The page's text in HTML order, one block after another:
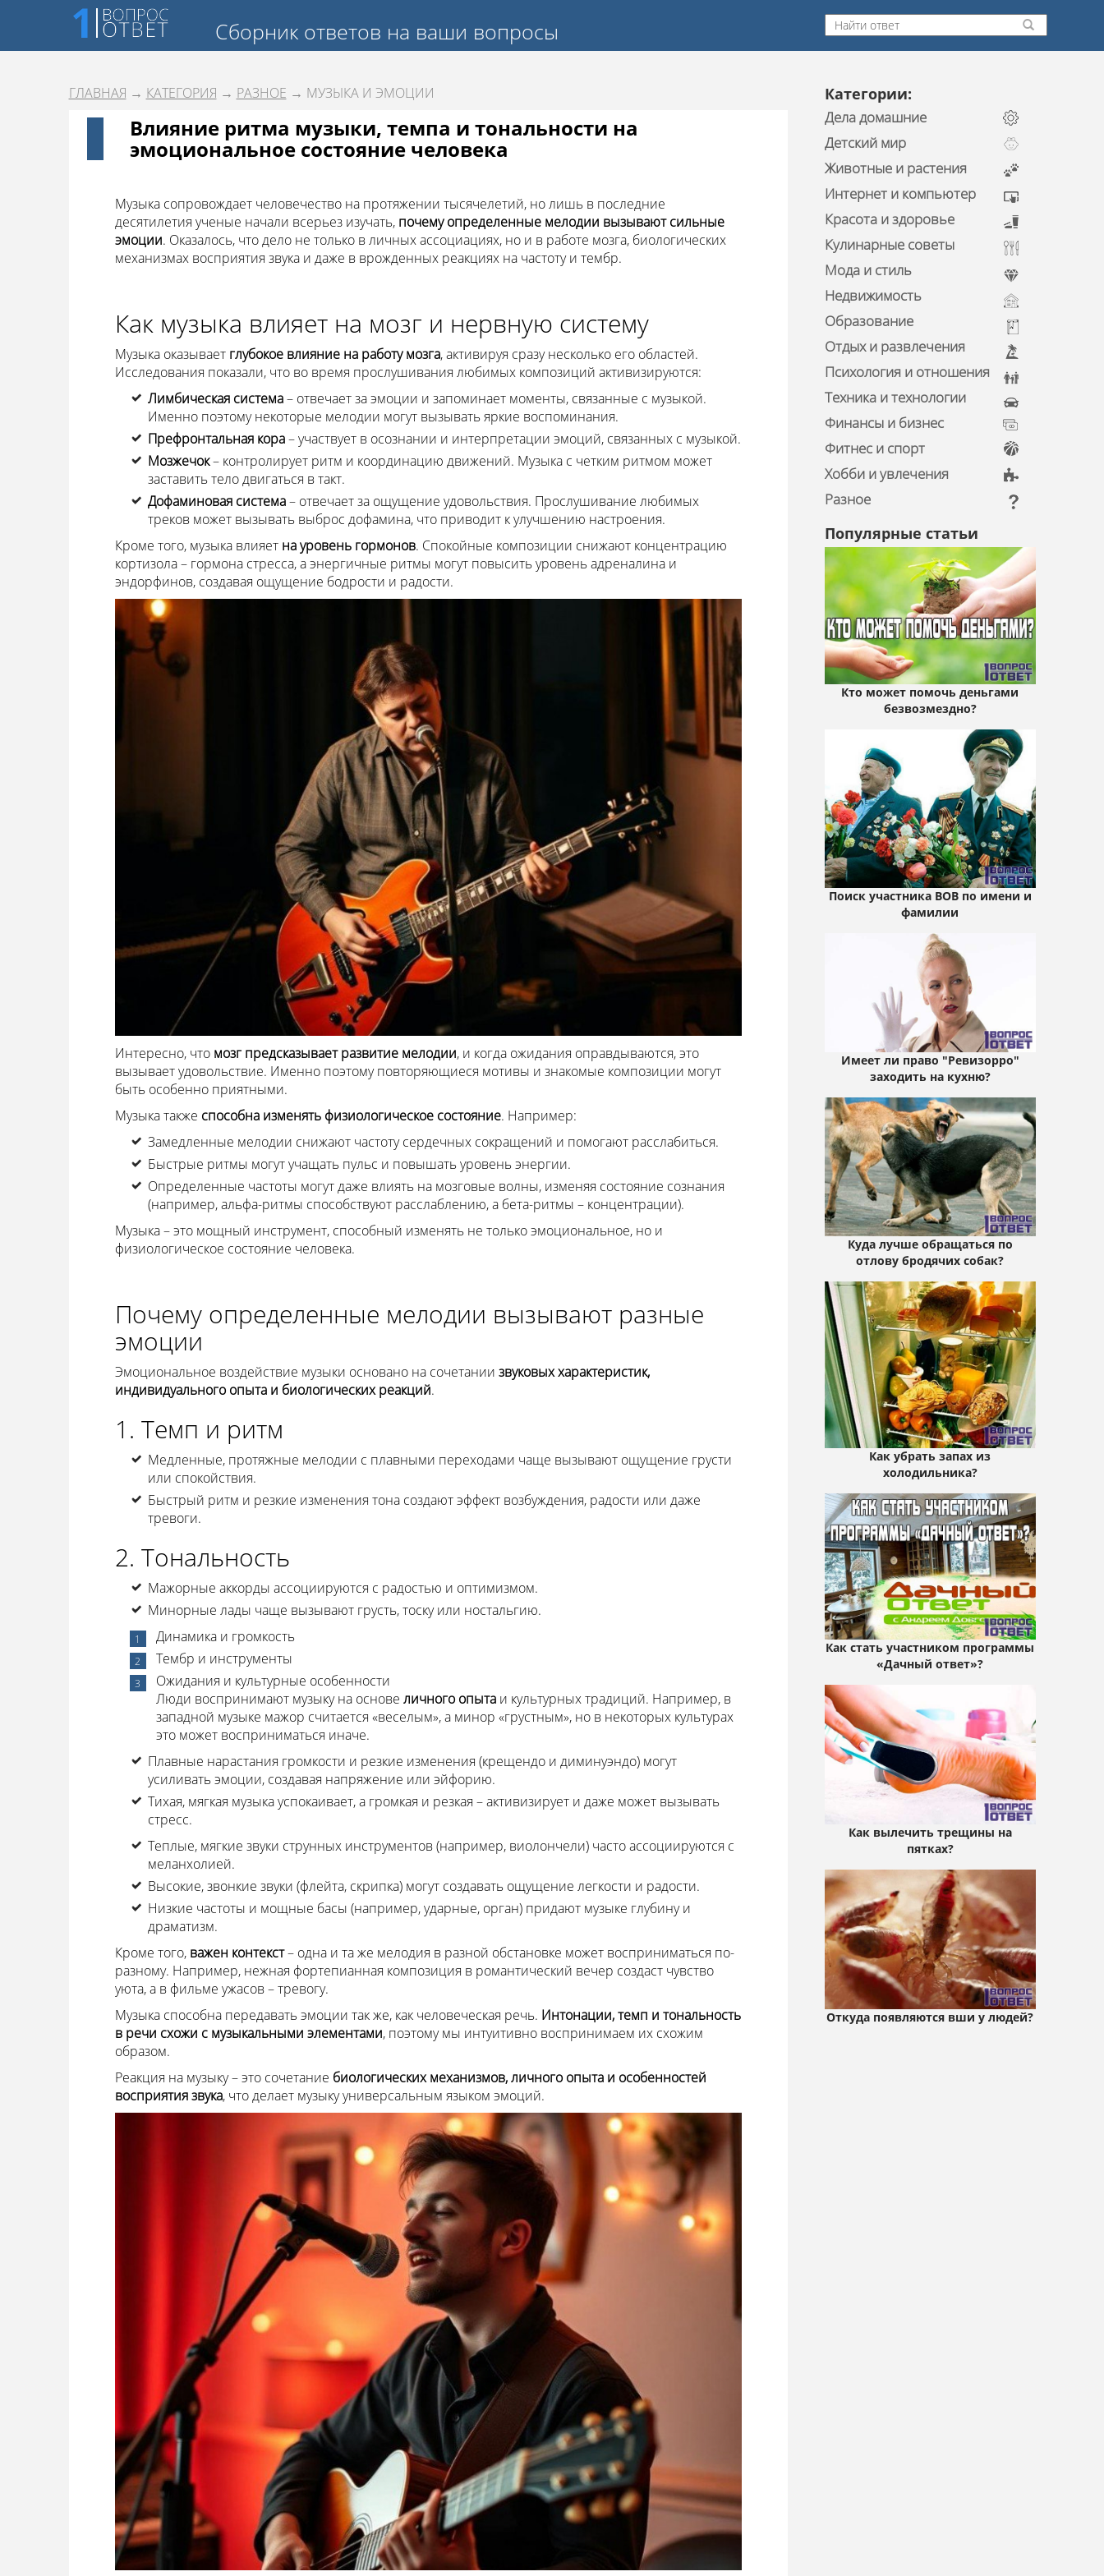
Сборник ответов на ваши вопросы
ГЛАВНАЯ → КАТЕГОРИЯ → РАЗНОЕ → МУЗЫКА И ЭМОЦИИ
Влияние ритма музыки, темпа и тональности на
эмоциональное состояние человека
Музыка сопровождает человечество на протяжении тысячелетий, но лишь в последние
десятилетия ученые начали всерьез изучать, почему определенные мелодии вызывают сильные
эмоции. Оказалось, что дело не только в личных ассоциациях, но и в работе мозга, биологических
механизмах восприятия звука и даже в врожденных реакциях на частоту и тембр.
Как музыка влияет на мозг и нервную систему
Музыка оказывает глубокое влияние на работу мозга, активируя сразу несколько его областей.
Исследования показали, что во время прослушивания любимых композиций активизируются:
Лимбическая система– отвечает за эмоции и запоминает моменты, связанные с музыкой.
Именно поэтому некоторые мелодии могут вызывать яркие воспоминания.
Префронтальная кора– участвует в осознании и интерпретации эмоций, связанных с музыкой.
Мозжечок– контролирует ритм и координацию движений. Музыка с четким ритмом может
заставить тело двигаться в такт.
Дофаминовая система– отвечает за ощущение удовольствия. Прослушивание любимых
треков может вызывать выброс дофамина, что приводит к улучшению настроения.
Кроме того, музыка влияет на уровень гормонов. Спокойные композиции снижают концентрацию
кортизола – гормона стресса, а энергичные ритмы могут повысить уровень адреналина и
эндорфинов, создавая ощущение бодрости и радости.
Интересно, что мозг предсказывает развитие мелодии, и когда ожидания оправдываются, это
вызывает удовольствие. Именно поэтому повторяющиеся мотивы и знакомые композиции могут
быть особенно приятными.
Музыка также способна изменять физиологическое состояние. Например:
Замедленные мелодии снижают частоту сердечных сокращений и помогают расслабиться.
Быстрые ритмы могут учащать пульс и повышать уровень энергии.
Определенные частоты могут даже влиять на мозговые волны, изменяя состояние сознания
(например, альфа-ритмы способствуют расслаблению, а бета-ритмы – концентрации).
Музыка – это мощный инструмент, способный изменять не только эмоциональное, но и
физиологическое состояние человека.
Почему определенные мелодии вызывают разные
эмоции
Эмоциональное воздействие музыки основано на сочетании звуковых характеристик,
индивидуального опыта и биологических реакций.
1. Темп и ритм
Медленные, протяжные мелодии с плавными переходами чаще вызывают ощущение грусти
или спокойствия.
Быстрый ритм и резкие изменения тона создают эффект возбуждения, радости или даже
тревоги.
2. Тональность
Мажорные аккорды ассоциируются с радостью и оптимизмом.
Минорные лады чаще вызывают грусть, тоску или ностальгию.
Динамика и громкость
Тембр и инструменты
Ожидания и культурные особенности
Люди воспринимают музыку на основе личного опытаи культурных традиций. Например, в
западной музыке мажор считается «веселым», а минор «грустным», но в некоторых культурах
это может восприниматься иначе.
Плавные нарастания громкости и резкие изменения (крещендо и диминуэндо) могут
усиливать эмоции, создавая напряжение или эйфорию.
Тихая, мягкая музыка успокаивает, а громкая и резкая – активизирует и даже может вызывать
стресс.
Теплые, мягкие звуки струнных инструментов (например, виолончели) часто ассоциируются с
меланхолией.
Высокие, звонкие звуки (флейта, скрипка) могут создавать ощущение легкости и радости.
Низкие частоты и мощные басы (например, ударные, орган) придают музыке глубину и
драматизм.
Кроме того, важен контекст– одна и та же мелодия в разной обстановке может восприниматься по-
разному. Например, нежная фортепианная композиция в романтический вечер создаст чувство
уюта, а в фильме ужасов – тревогу.
Музыка способна передавать эмоции так же, как человеческая речь. Интонации, темп и тональность
в речи схожи с музыкальными элементами, поэтому мы интуитивно воспринимаем их схожим
образом.
Реакция на музыку – это сочетание биологических механизмов, личного опыта и особенностей
восприятия звука, что делает музыку универсальным языком эмоций.
Категории:
Дела домашние
Детский мир
Животные и растения
Интернет и компьютер
Красота и здоровье
Кулинарные советы
Мода и стиль
Недвижимость
Образование
Отдых и развлечения
Психология и отношения
Техника и технологии
Финансы и бизнес
Фитнес и спорт
Хобби и увлечения
Разное
Популярные статьи
Кто может помочь деньгами
безвозмездно?
Поиск участника ВОВ по имени и
фамилии
Имеет ли право "Ревизорро"
заходить на кухню?
Куда лучше обращаться по
отлову бродячих собак?
Как убрать запах из
холодильника?
Как стать участником программы
«Дачный ответ»?
Как вылечить трещины на
пятках?
Откуда появляются вши у людей?